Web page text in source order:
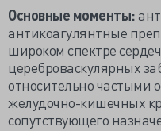
Основные моменты:
антикоагулянтные
широком спектре
цереброваскулярных
относительно частыми
желудочно-кишечных
сопутствующего